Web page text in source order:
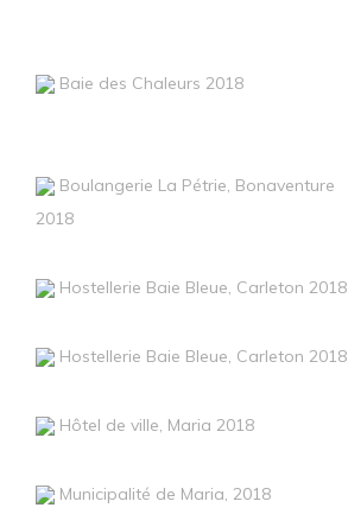
Baie des Chaleurs 2018
Boulangerie La Pétrie, Bonaventure
2018
Hostellerie Baie Bleue, Carleton 2018
Hostellerie Baie Bleue, Carleton 2018
Hôtel de ville, Maria 2018
Municipalité de Maria, 2018